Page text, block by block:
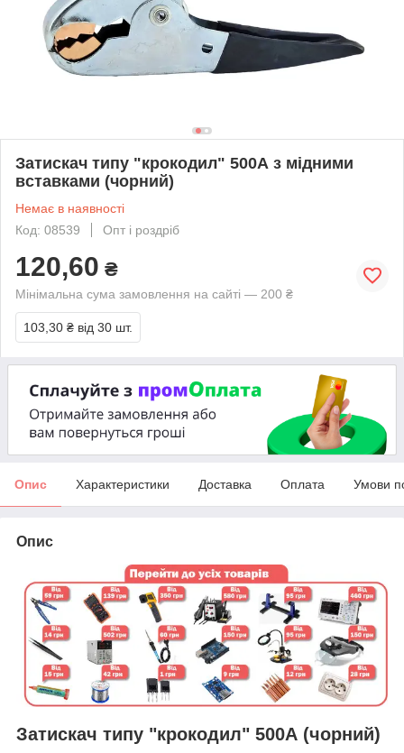
Затискач типу "крокодил" 500А з мідними
вставками (чорний)
Немає в наявності
Код: 08539
Опт і роздріб
120,60 ₴
Мінімальна сума замовлення на сайті — 200 ₴
103,30 ₴ від 30 шт.
Опис Характеристики Доставка Оплата Умови
Опис
Затискач типу "крокодил" 500А (чорний)